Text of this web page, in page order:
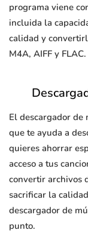
programa viene
incluida la
calidad y
M4A, AIFF y FLAC.
El descargador de
que te ayuda a
quieres ahorrar
acceso a tus
convertir archivos
sacrificar la
descargador de
punto.